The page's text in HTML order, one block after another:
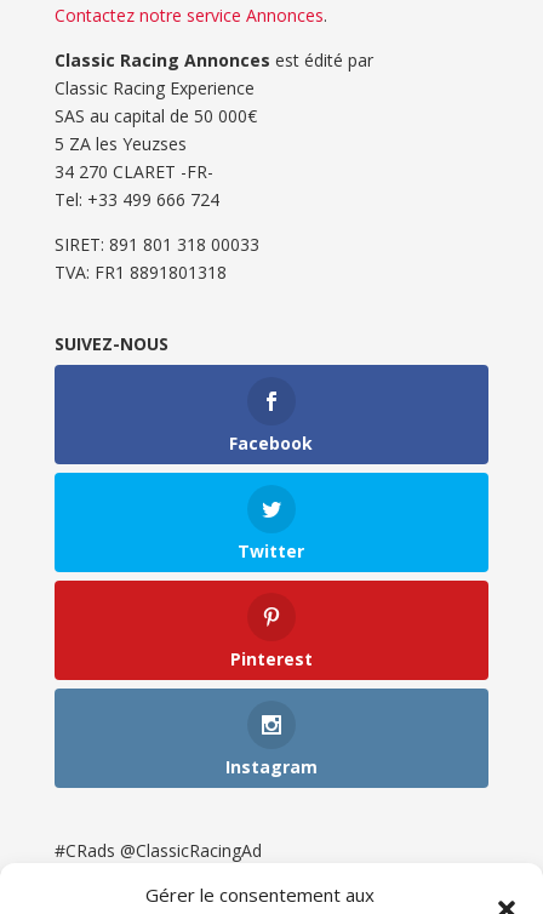
Gérer le consentement aux
Contactez notre service Annonces.
Classic Racing Annonces est édité par
Classic Racing Experience
SAS au capital de 50 000€
5 ZA les Yeuzses
34 270 CLARET -FR-
Tel: ‭+33 499 666 724‬
SIRET: 891 801 318 00033
TVA: FR1 8891801318
SUIVEZ-NOUS
Facebook
Twitter
Pinterest
Instagram
#CRads @ClassicRacingAd